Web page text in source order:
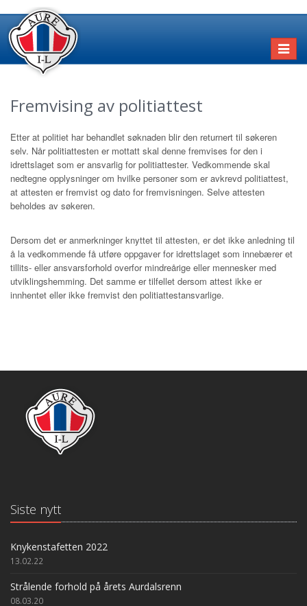
Fremvising av politiattest
Etter at politiet har behandlet søknaden blir den returnert til søkeren
selv. Når politiattesten er mottatt skal denne fremvises for den i
idrettslaget som er ansvarlig for politiattester. Vedkommende skal
nedtegne opplysninger om hvilke personer som er avkrevd politiattest,
at attesten er fremvist og dato for fremvisningen. Selve attesten
beholdes av søkeren.
Dersom det er anmerkninger knyttet til attesten, er det ikke anledning til
å la vedkommende få utføre oppgaver for idrettslaget som innebærer et
tillits- eller ansvarsforhold overfor mindreårige eller mennesker med
utviklingshemming. Det samme er tilfellet dersom attest ikke er
innhentet eller ikke fremvist den politiattestansvarlige.
Siste nytt
Knykenstafetten 2022
13.02.22
Strålende forhold på årets Aurdalsrenn
08.03.20